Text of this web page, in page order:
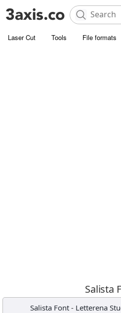
Laser Cut Tools File formats
Salista
Salista Font- Letterena